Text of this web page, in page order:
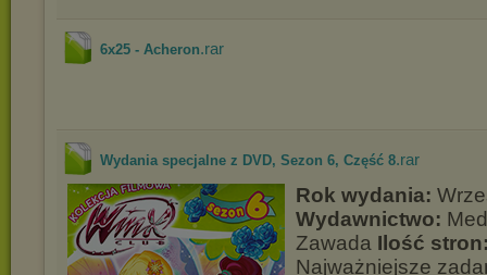
6x25 - Acheron.rar
Wydania specjalne z DVD, Sezon 6, Część 8.rar
Rok wydania:
Wydawnictwo:
Zawada Ilość
Najważniejsze